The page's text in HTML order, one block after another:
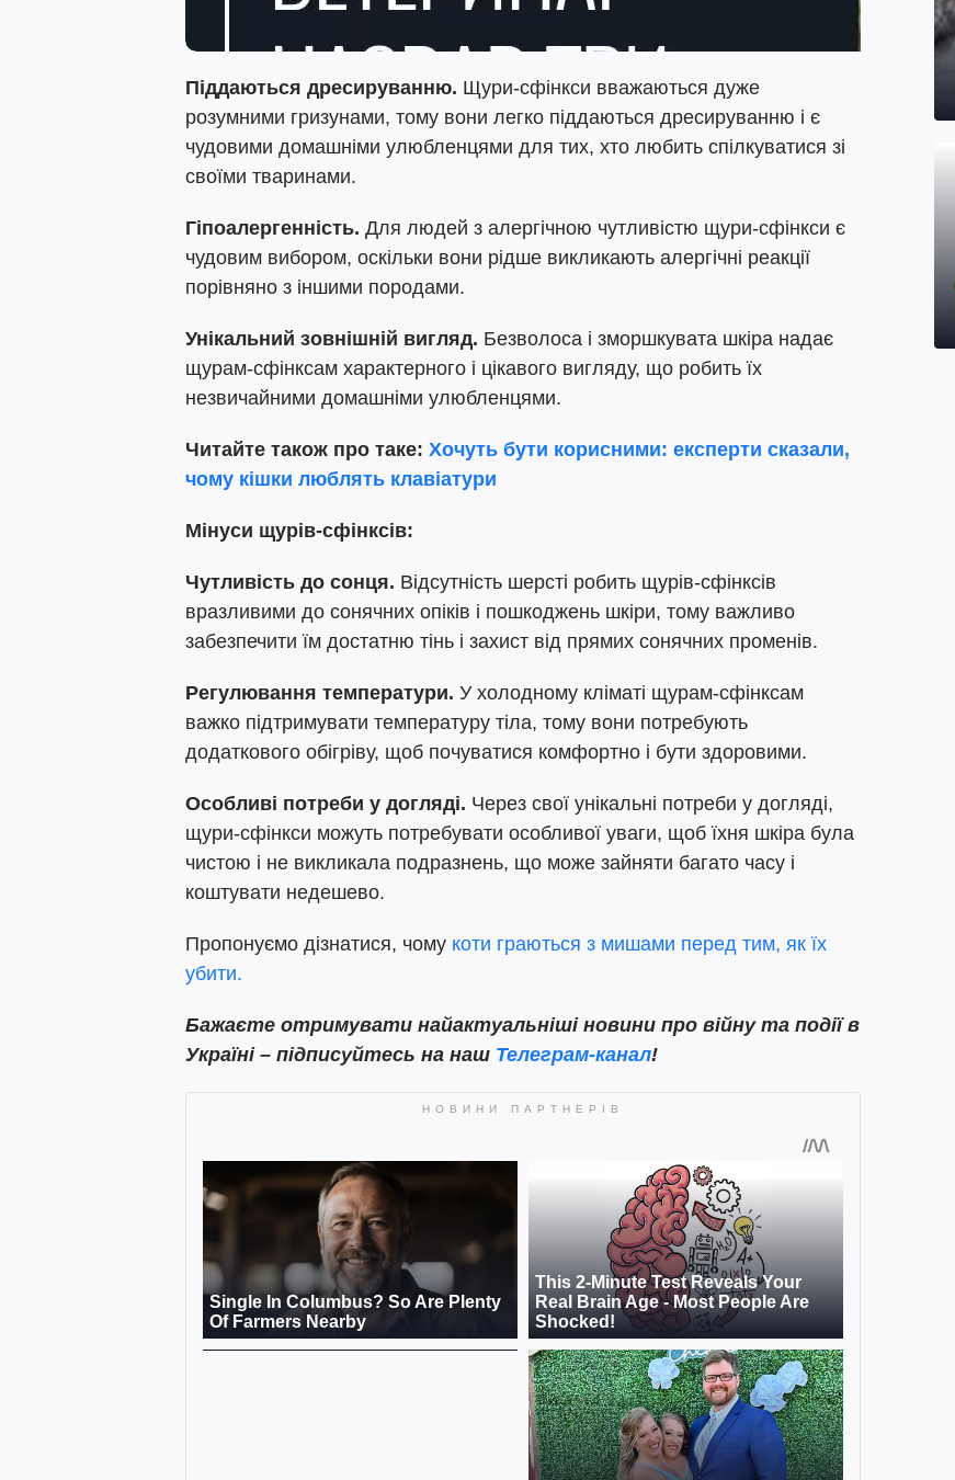
Піддаються дресируванню. Щури-сфінкси вважаються дуже
розумними гризунами, тому вони легко піддаються дресируванню і є
чудовими домашніми улюбленцями для тих, хто любить спілкуватися зі
своїми тваринами.
Гіпоалергенність. Для людей з алергічною чутливістю щури-сфінкси є
чудовим вибором, оскільки вони рідше викликають алергічні реакції
порівняно з іншими породами.
Унікальний зовнішній вигляд. Безволоса і зморшкувата шкіра надає
щурам-сфінксам характерного і цікавого вигляду, що робить їх
незвичайними домашніми улюбленцями.
Читайте також про таке: Хочуть бути корисними: експерти сказали,
чому кішки люблять клавіатури
Мінуси щурів-сфінксів:
Чутливість до сонця. Відсутність шерсті робить щурів-сфінксів
вразливими до сонячних опіків і пошкоджень шкіри, тому важливо
забезпечити їм достатню тінь і захист від прямих сонячних променів.
Регулювання температури. У холодному кліматі щурам-сфінксам
важко підтримувати температуру тіла, тому вони потребують
додаткового обігріву, щоб почуватися комфортно і бути здоровими.
Особливі потреби у догляді. Через свої унікальні потреби у догляді,
щури-сфінкси можуть потребувати особливої уваги, щоб їхня шкіра була
чистою і не викликала подразнень, що може зайняти багато часу і
коштувати недешево.
Пропонуємо дізнатися, чому коти граються з мишами перед тим, як їх
убити.
Бажаєте отримувати найактуальніші новини про війну та події в
Україні – підписуйтесь на наш Телеграм-канал!